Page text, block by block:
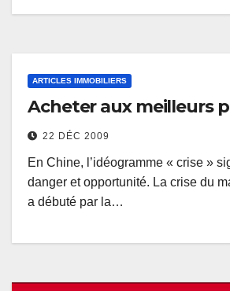
ARTICLES IMMOBILIERS
Acheter aux meilleurs
22 DÉC 2009
En Chine, l’idéogramme « crise »
danger et opportunité. La crise du
a débuté par la…